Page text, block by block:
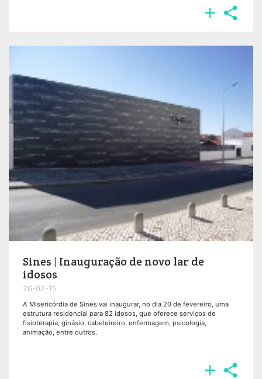
 
Sines | Inauguração de novo lar de
idosos
26-02-15
A Misericórdia de Sines vai inaugurar, no dia 20 de fevereiro, uma
estrutura residencial para 82 idosos, que oferece serviços de
fisioterapia, ginásio, cabeleireiro, enfermagem, psicologia,
animação, entre outros.
 